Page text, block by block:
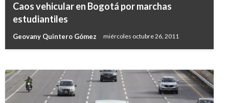
Caos vehicular en Bogotá por marchas
estudiantiles
Geovany Quintero Gómez miércoles octubre 26, 2011
Alcaldía de Bogotá y CAR firmaron convenio